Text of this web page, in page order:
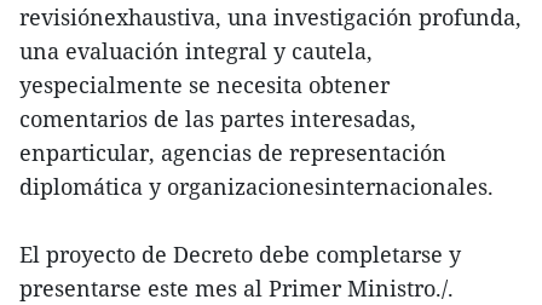
revisiónexhaustiva, una investigación profunda,
una evaluación integral y cautela,
yespecialmente se necesita obtener
comentarios de las partes interesadas,
enparticular, agencias de representación
diplomática y organizacionesinternacionales.
El proyecto de Decreto debe completarse y
presentarse este mes al Primer Ministro./.